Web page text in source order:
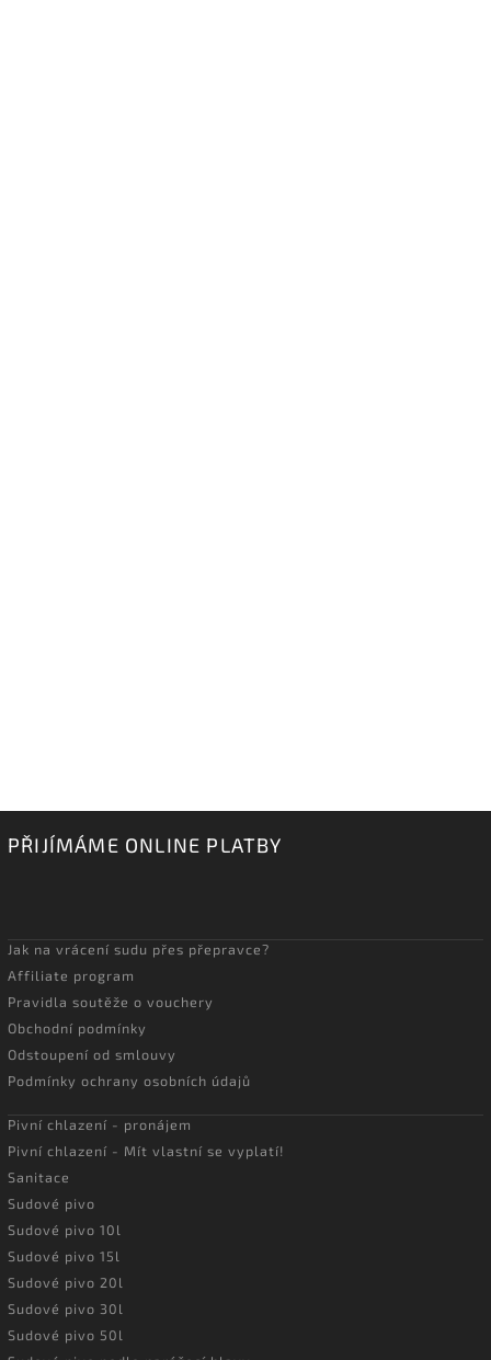
PŘIJÍMÁME ONLINE PLATBY
Jak na vrácení sudu přes přepravce?
Affiliate program
Pravidla soutěže o vouchery
Obchodní podmínky
Odstoupení od smlouvy
Podmínky ochrany osobních údajů
Pivní chlazení - pronájem
Pivní chlazení - Mít vlastní se vyplatí!
Sanitace
Sudové pivo
Sudové pivo 10l
Sudové pivo 15l
Sudové pivo 20l
Sudové pivo 30l
Sudové pivo 50l